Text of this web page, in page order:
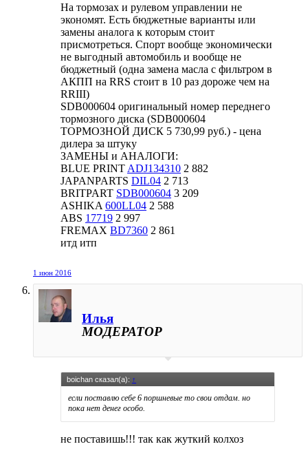
На тормозах и рулевом управлении не
экономят. Есть бюджетные варианты или
замены аналога к которым стоит
присмотреться. Спорт вообще экономически
не выгодный автомобиль и вообще не
бюджетный (одна замена масла с фильтром в
АКПП на RRS стоит в 10 раз дороже чем на
RRIII)
SDB000604 оригинальный номер переднего
тормозного диска (SDB000604
ТОРМОЗНОЙ ДИСК 5 730,99 руб.) - цена
дилера за штуку
ЗАМЕНЫ и АНАЛОГИ:
BLUE PRINT ADJ134310 2 882
JAPANPARTS DIL04 2 713
BRITPART SDB000604 3 209
ASHIKA 600LL04 2 588
ABS 17719 2 997
FREMAX BD7360 2 861
итд итп
1 июн 2016
Илья
МОДЕРАТОР
boichan сказал(а): ↑
если поставлю себе 6 поршневые то свои отдам. но
пока нет денег особо.
не поставишь!!! так как жуткий колхоз